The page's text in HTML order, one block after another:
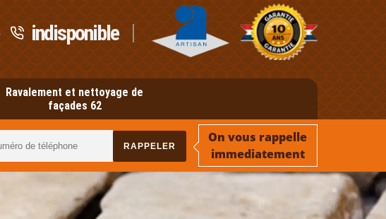
indisponible
Ravalement et nettoyage de
façades 62
On vous rappelle
immediatement